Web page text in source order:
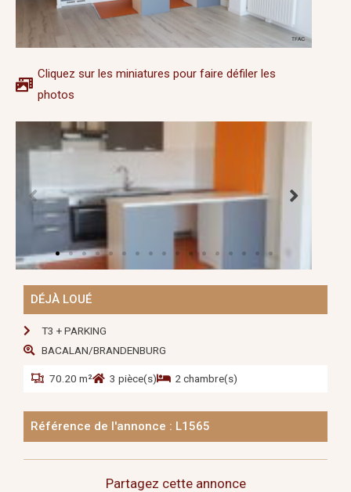
Cliquez sur les miniatures pour faire défiler les
photos
DÉJÀ LOUÉ
T3 + PARKING
BACALAN/BRANDENBURG
70.20 m² 3 pièce(s) 2 chambre(s)
Référence de l'annonce : L1565
Partagez cette annonce